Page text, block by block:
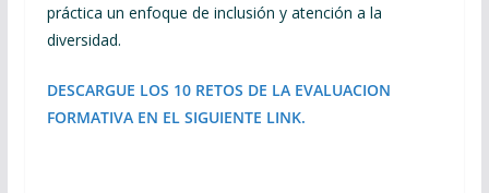
práctica un enfoque de inclusión y atención a la
diversidad.
DESCARGUE LOS 10 RETOS DE LA EVALUACION
FORMATIVA EN EL SIGUIENTE LINK.